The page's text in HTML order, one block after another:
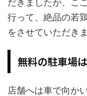
行って、絶品の若
をさせていただき
無料の駐車場
店舗へは車で向か